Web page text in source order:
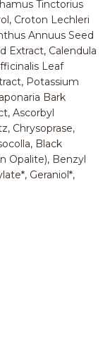
Tinctorius
Croton Lechleri
Annuus Seed
Extract, Calendula
Leaf
Potassium
Bark
Ascorbyl
Chrysoprase,
Black
Opalite), Benzyl
Geraniol*,